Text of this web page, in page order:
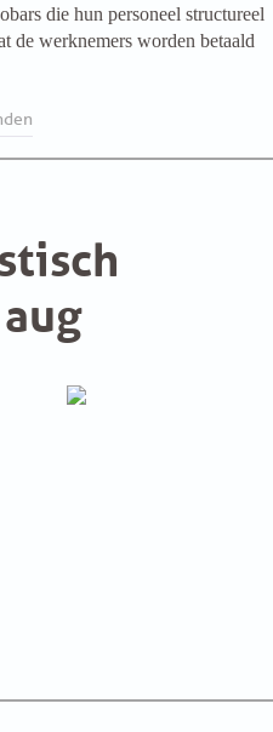
die hun personeel structureel
de werknemers worden betaald